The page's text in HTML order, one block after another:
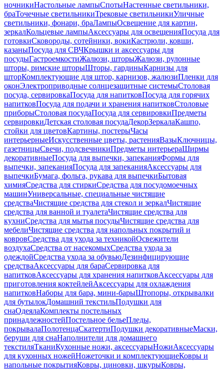
ночникиНастольные лампыСпотыНастенные светильники,
браТочечные светильникиТрековые светильникиУличные
светильники, фонари, браЛампыОсвещение для картин,
зеркалКольцевые лампыАксессуары для освещенияПосуда для
готовкиСковороды, сотейники, вокиКастрюли, ковши,
казаныПосуда для СВЧКрышки и аксессуары для
посудыГастроемкостиЖалюзи, шторыЖалюзи, рулонные
шторы, римские шторыШторы, гардиныКарнизы для
шторКомплектующие для штор, карнизов, жалюзиПленки для
оконЭлектроприводные солнцезащитные системыСтоловая
посуда, сервировкаПосуда для напитковПосуда для горячих
напитковПосуда для подачи и хранения напитковСтоловые
приборыСтоловая посудаПосуда для сервировкиПредметы
сервировкиДетская столовая посудаДекорЗеркалаКашпо,
стойки для цветовКартины, постерыЧасы
интерьерныеИскусственные цветы, растенияВазыКлючницы,
газетницыСвечи, подсвечникиПредметы интерьераШирмы
декоративныеПосуда для выпечки, запеканияФормы для
выпечки, запеканияПосуда для запеканияАксессуары для
выпечкиБумага, фольга, рукава для выпечкиБытовая
химияСредства для стиркиСредства для посудомоечных
машинУниверсальные, специальные чистящие
средстваЧистящие средства для стекол и зеркалЧистящие
средства для ванной и туалетаЧистящие средства для
кухниСредства для мытья посудыЧистящие средства для
мебелиЧистящие средства для напольных покрытий и
ковровСредства для ухода за техникойОсвежители
воздухаСредства от насекомыхСредства ухода за
одеждойСредства ухода за обувьюДезинфицирующие
средстваАксессуары для бараСервировка для
напитковАксессуары для хранения напитковАксессуары для
приготовления коктейлейАксессуары для охлаждения
напитковНаборы для бара, мини-барыШтопоры, открывалки
для бутылокДомашний текстильПодушки для
снаОдеялаКомплекты постельных
принадлежностейПостельное бельеПледы,
покрывалаПолотенцаСкатертиПодушки декоративныеМаски,
беруши для снаНаполнители для домашнего
текстиляТканиКухонные ножи, аксессуарыНожиАксессуары
для кухонных ножейНожеточки и комплектующиеКовры и
напольные покрытияКовры, циновки, шкурыКовры,